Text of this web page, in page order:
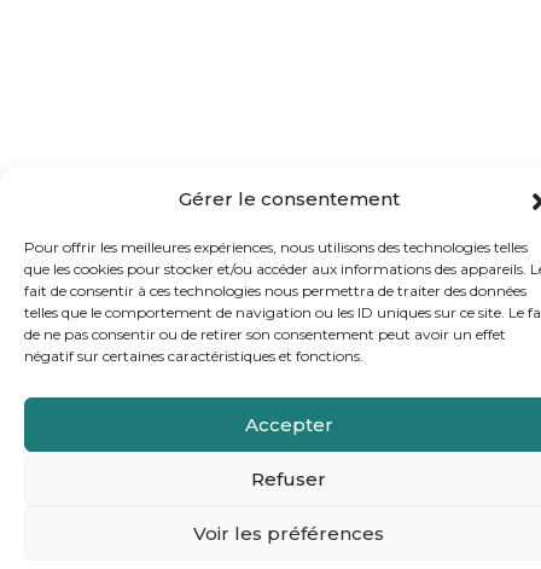
Gérer le consentement
Pour offrir les meilleures expériences, nous utilisons des technologies telles
que les cookies pour stocker et/ou accéder aux informations des appareils.
fait de consentir à ces technologies nous permettra de traiter des données
telles que le comportement de navigation ou les ID uniques sur ce site. Le
de ne pas consentir ou de retirer son consentement peut avoir un effet
négatif sur certaines caractéristiques et fonctions.
Accepter
Refuser
Voir les préférences